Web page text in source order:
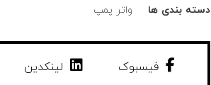
دسته بندی ها
واتر پمپ
فیسبوک لینکدین